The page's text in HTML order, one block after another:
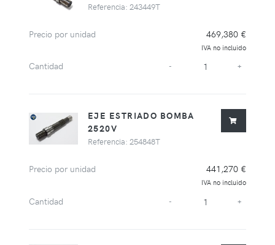
Referencia: 243449T
Precio por unidad 469,380 €
IVA no incluido
Cantidad - +
EJE ESTRIADO BOMBA
2520V
Referencia: 254848T
Precio por unidad 441,270 €
IVA no incluido
Cantidad - +